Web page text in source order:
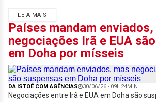
LEIA MAIS
Países mandam enviados,
negociações Irã e EUA
em Doha por mísseis
DA ISTOÉ COM AGÊNCIAS 30/06/26 - 09H24MIN
Negociações entre Irã e EUA em Doha são